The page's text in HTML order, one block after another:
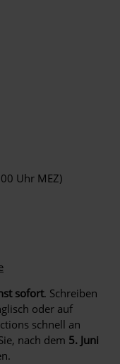
Uhr MEZ)
sofort. Schreiben
oder auf
schnell an
nach dem 5. Juni